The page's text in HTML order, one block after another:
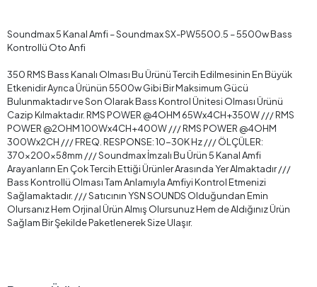
Soundmax 5 Kanal Amfi – Soundmax SX-PW5500.5 – 5500w Bass
Kontrollü Oto Anfi
350 RMS Bass Kanalı Olması Bu Ürünü Tercih Edilmesinin En Büyük
Etkenidir Ayrıca Ürünün 5500w Gibi Bir Maksimum Gücü
Bulunmaktadır ve Son Olarak Bass Kontrol Ünitesi Olması Ürünü
Cazip Kılmaktadır. RMS POWER @4OHM 65Wx4CH+350W /// RMS
POWER @2OHM 100Wx4CH+400W /// RMS POWER @4OHM
300Wx2CH /// FREQ. RESPONSE: 10-30K Hz /// ÖLÇÜLER:
370x200x58mm /// Soundmax İmzalı Bu Ürün 5 Kanal Amfi
Arayanların En Çok Tercih Ettiği Ürünler Arasında Yer Almaktadır ///
Bass Kontrollü Olması Tam Anlamıyla Amfiyi Kontrol Etmenizi
Sağlamaktadır. /// Satıcının YSN SOUNDS Olduğundan Emin
Olursanız Hem Orjinal Ürün Almış Olursunuz Hem de Aldığınız Ürün
Sağlam Bir Şekilde Paketlenerek Size Ulaşır.